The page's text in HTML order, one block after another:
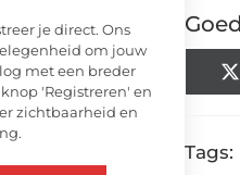
je direct. Ons
om jouw
met een breder
'Registreren' en
zichtbaarheid en
Tags: